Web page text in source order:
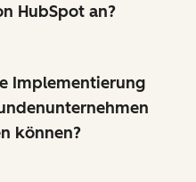
HubSpot an?
Implementierung
können?